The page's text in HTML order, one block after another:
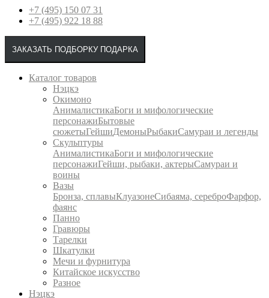
+7 (495) 150 07 31
+7 (495) 922 18 88
ЗАКАЗАТЬ ПОДБОРКУ ПОДАРКА
Каталог товаров
Нэцкэ
Окимоно
АнималистикаБоги и мифологические
персонажиБытовые
сюжетыГейшиДемоныРыбакиСамураи и легенды
Скульптуры
АнималистикаБоги и мифологические
персонажиГейши, рыбаки, актерыСамураи и
воины
Вазы
Бронза, сплавыКлуазонеСибаяма, сереброФарфор,
фаянс
Панно
Гравюры
Тарелки
Шкатулки
Мечи и фурнитура
Китайское искусство
Разное
Нэцкэ